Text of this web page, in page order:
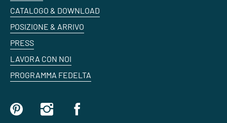
CATALOGO & DOWNLOAD
POSIZIONE & ARRIVO
PRESS
LAVORA CON NOI
PROGRAMMA FEDELTA